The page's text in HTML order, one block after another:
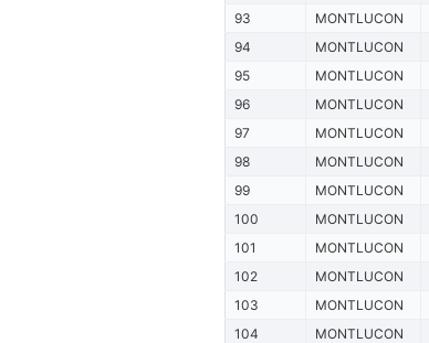
93
MONTLUCON
94
MONTLUCON
95
MONTLUCON
96
MONTLUCON
97
MONTLUCON
98
MONTLUCON
99
MONTLUCON
100
MONTLUCON
101
MONTLUCON
102
MONTLUCON
103
MONTLUCON
104
MONTLUCON